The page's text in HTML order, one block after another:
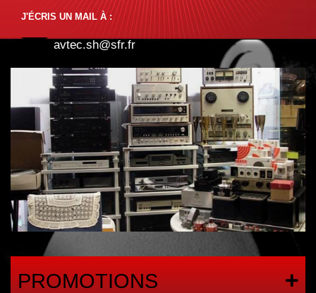
J'ÉCRIS UN MAIL À :
avtec.sh@sfr.fr
PROMOTIONS